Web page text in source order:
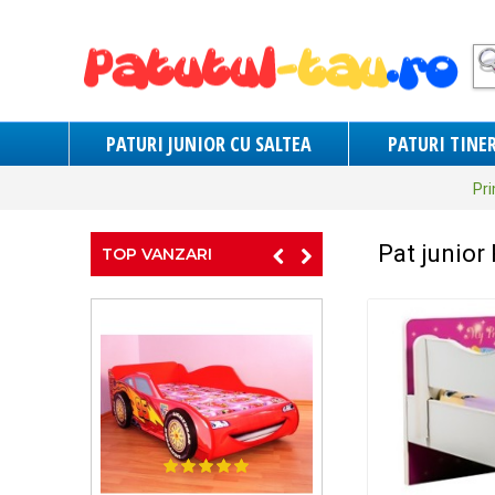
PATURI JUNIOR CU SALTEA PATURI
TOP VANZARI Pat junior